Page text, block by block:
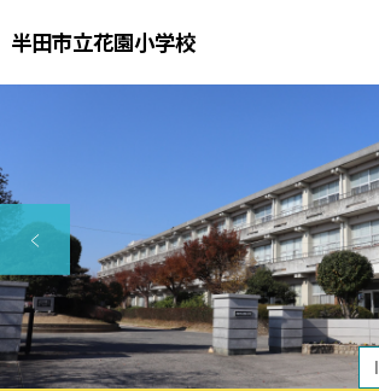
半田市立花園小学校